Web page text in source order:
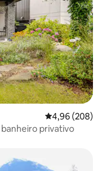
4,96 de uma
4,96 (208)
privativo